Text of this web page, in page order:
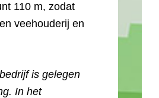
110 m, zodat
veehouderij en
is gelegen
In het